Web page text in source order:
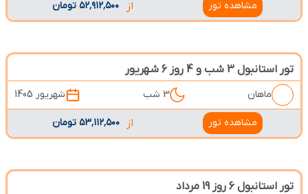
مشاهده تور از ۵۲٬۹۱۲٬۵۰۰ تومان
تور استانبول 3 شب و 4 روز 6 شهریور
ماهان 3 شب شهریور 1405
مشاهده تور از ۵۳٬۱۱۲٬۵۰۰ تومان
تور استانبول 6 روز 19 مرداد